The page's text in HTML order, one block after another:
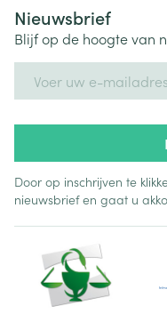
Nieuwsbrief
Blijf op de hoogte van
Door op inschrijven te
nieuwsbrief en gaat u